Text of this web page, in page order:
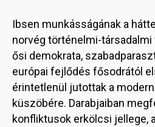
Ibsen munkásságának a
norvég történelmi-társadalmi
ősi demokrata,
európai fejlődés fősodrától
érintetlenül jutottak a
küszöbére. Darabjaiban
konfliktusok erkölcsi jellege,